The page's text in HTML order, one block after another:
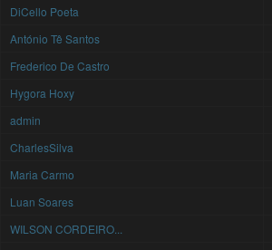
DiCello Poeta
António Tê Santos
Frederico De Castro
Hygora Hoxy
admin
CharlesSilva
Maria Carmo
Luan Soares
WILSON CORDEIRO...